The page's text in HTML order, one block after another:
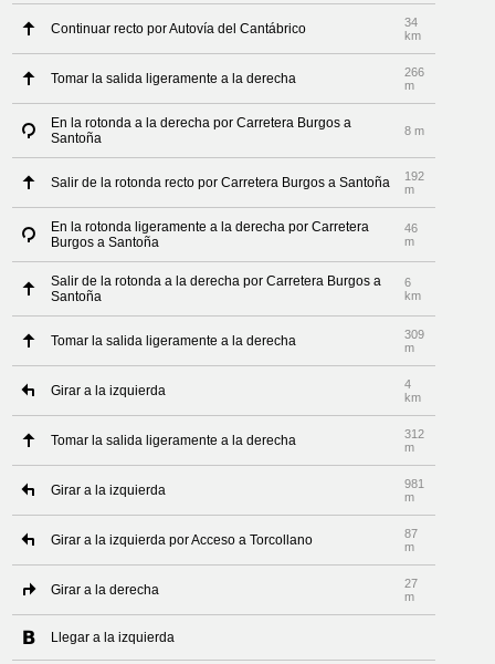
Continuar recto por Autovía del Cantábrico
34
km
Tomar la salida ligeramente a la derecha
266
m
En la rotonda a la derecha por Carretera Burgos a
Santoña
8 m
Salir de la rotonda recto por Carretera Burgos a Santoña
192
m
En la rotonda ligeramente a la derecha por Carretera
Burgos a Santoña
46
m
Salir de la rotonda a la derecha por Carretera Burgos a
Santoña
6
km
Tomar la salida ligeramente a la derecha
309
m
Girar a la izquierda
4
km
Tomar la salida ligeramente a la derecha
312
m
Girar a la izquierda
981
m
Girar a la izquierda por Acceso a Torcollano
87
m
Girar a la derecha
27
m
Llegar a la izquierda